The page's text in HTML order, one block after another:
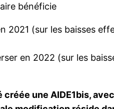
bénéficie
2021 (sur les baisses
en 2022 (sur les
créée une AIDE1bis,